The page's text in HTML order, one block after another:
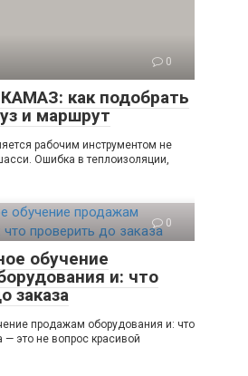
0
как подобрать
и маршрут
рабочим инструментом не
Ошибка в теплоизоляции,
0
обучение
и: что
заказа
продажам оборудования и: что
— это не вопрос красивой